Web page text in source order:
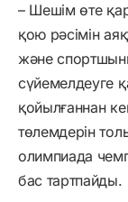
– Шешім өте
қою рәсімін
және
сүйемелдеуге
қойылғаннан
төлемдерін
олимпиада
бас тартпайды.